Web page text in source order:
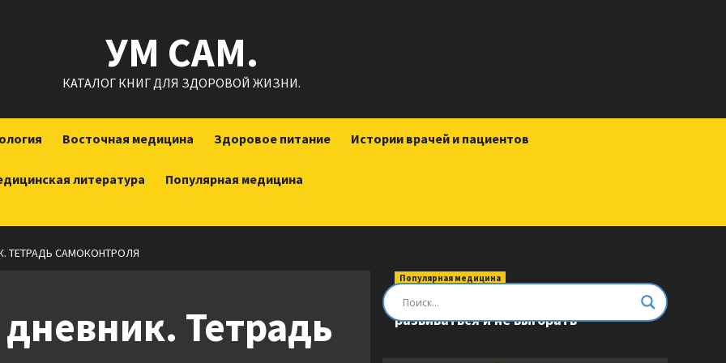
УМ САМ.
КАТАЛОГ КНИГ ДЛЯ ЗДОРОВОЙ ЖИЗНИ.
Восточная медицина Здоровое питание Истории врачей и пациентов
литература Популярная медицина
ТЕТРАДЬ САМОКОНТРОЛЯ
Тетрадь
Популярная медицина
Быть врачом. Как помогать,
развиваться и не выгорать